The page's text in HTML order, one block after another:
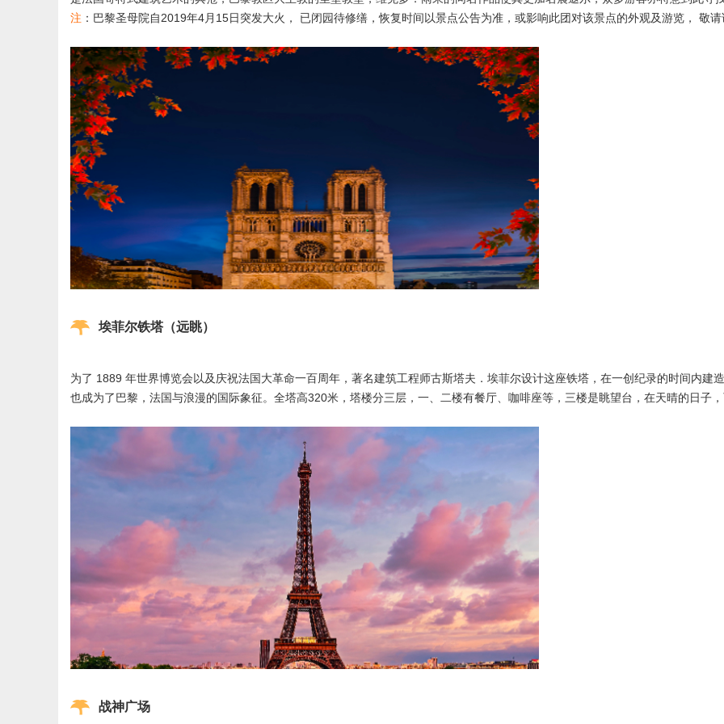
注 ：巴黎圣母院自2019年4月15日突发大火， 已闭园待修缮，恢复时间以景点公告为准，或影响此团对该景点的外观及游览， 敬
埃菲尔铁塔（远眺）
为了 1889 年世界博览会以及庆祝法国大革命一百周年，著名建筑工程师古斯塔夫．埃菲尔设计这座铁塔，在一创纪录的时间内建
也成为了巴黎，法国与浪漫的国际象征。全塔高320米，塔楼分三层，一、二楼有餐厅、咖啡座等，三楼是眺望台，在天晴的日子
战神广场